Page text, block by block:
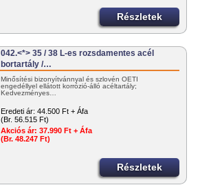
Részletek
042.<*> 35 / 38 L-es rozsdamentes acél
bortartály /…
Minősítési bizonyítvánnyal és szlovén OÉTI
engedéllyel ellátott korrózió-álló acéltartály;
Kedvezményes…
Eredeti ár: 44.500 Ft + Áfa
(Br. 56.515 Ft)
Akciós ár: 37.990 Ft + Áfa
(Br. 48.247 Ft)
Részletek